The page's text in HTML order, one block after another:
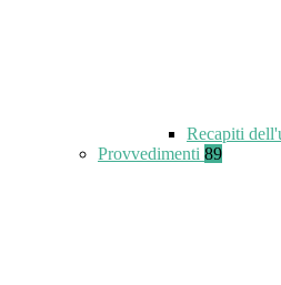
Recapiti
Provvedimenti 89